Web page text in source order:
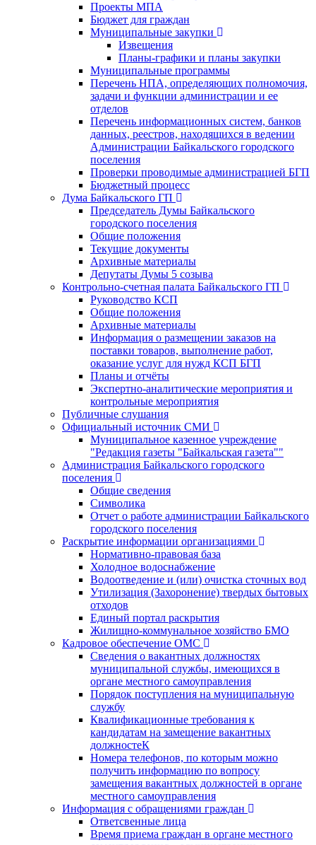
Проекты МПА
Бюджет для граждан
Муниципальные закупки
Извещения
Планы-графики и планы закупки
Муниципальные программы
Перечень НПА, определяющих полномочия,
задачи и функции администрации и ее
отделов
Перечень информационных систем, банков
данных, реестров, находящихся в ведении
Администрации Байкальского городского
поселения
Проверки проводимые администрацией БГП
Бюджетный процесс
Дума Байкальского ГП
Председатель Думы Байкальского
городского поселения
Общие положения
Текущие документы
Архивные материалы
Депутаты Думы 5 созыва
Контрольно-счетная палата Байкальского ГП
Руководство КСП
Общие положения
Архивные материалы
Информация о размещении заказов на
поставки товаров, выполнение работ,
оказание услуг для нужд КСП БГП
Планы и отчёты
Экспертно-аналитические мероприятия и
контрольные мероприятия
Публичные слушания
Официальный источник СМИ
Муниципальное казенное учреждение
"Редакция газеты "Байкальская газета""
Администрация Байкальского городского
поселения
Общие сведения
Символика
Отчет о работе администрации Байкальского
городского поселения
Раскрытие информации организациями
Нормативно-правовая база
Холодное водоснабжение
Водоотведение и (или) очистка сточных вод
Утилизация (Захоронение) твердых бытовых
отходов
Единый портал раскрытия
Жилищно-коммунальное хозяйство БМО
Кадровое обеспечение ОМС
Сведения о вакантных должностях
муниципальной службы, имеющихся в
органе местного самоуправления
Порядок поступления на муниципальную
службу
Квалификационные требования к
кандидатам на замещение вакантных
должностеК
Номера телефонов, по которым можно
получить информацию по вопросу
замещения вакантных должностей в органе
местного самоуправления
Информация с обращениями граждан
Ответсвенные лица
Время приема граждан в органе местного